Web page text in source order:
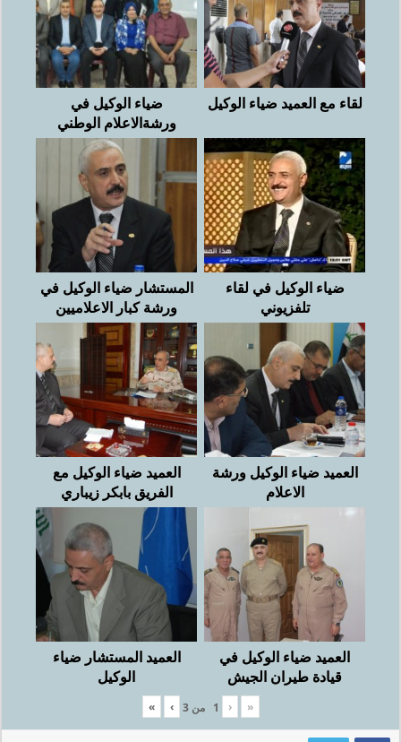
لقاء مع العميد ضياء الوكيل
ضياء الوكيل في
ورشةالاعلام الوطني
ضياء الوكيل في لقاء
تلفزيوني
المستشار ضياء الوكيل في
ورشة كبار الاعلاميين
العميد ضياء الوكيل ورشة
الاعلام
العميد ضياء الوكيل مع
الفريق بابكر زيباري
العميد ضياء الوكيل في
قيادة طيران الجيش
العميد المستشار ضياء
الوكيل
«
‹
1 من3
›
»